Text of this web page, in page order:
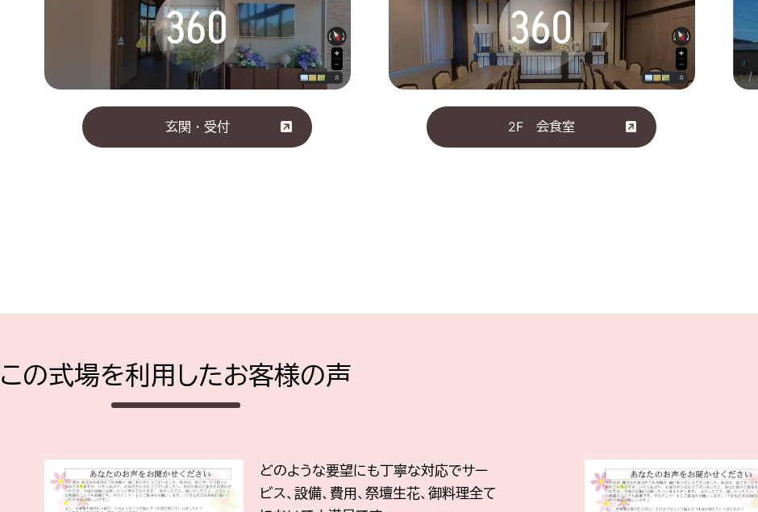
玄関・受付 2F 会食室
この式場を利用したお客様の声
どのような要望にも丁寧な対応でサー
ビス、設備、費用、祭壇生花、御料理全て
外観